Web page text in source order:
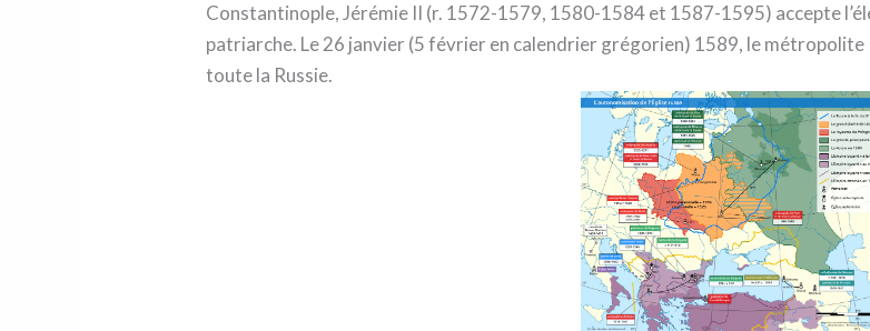
Constantinople, Jérémie II (r. 1572-1579, 1580-1584 et 1587-1595) accepte
patriarche. Le 26 janvier (5 février en calendrier grégorien) 1589, le
toute la Russie.